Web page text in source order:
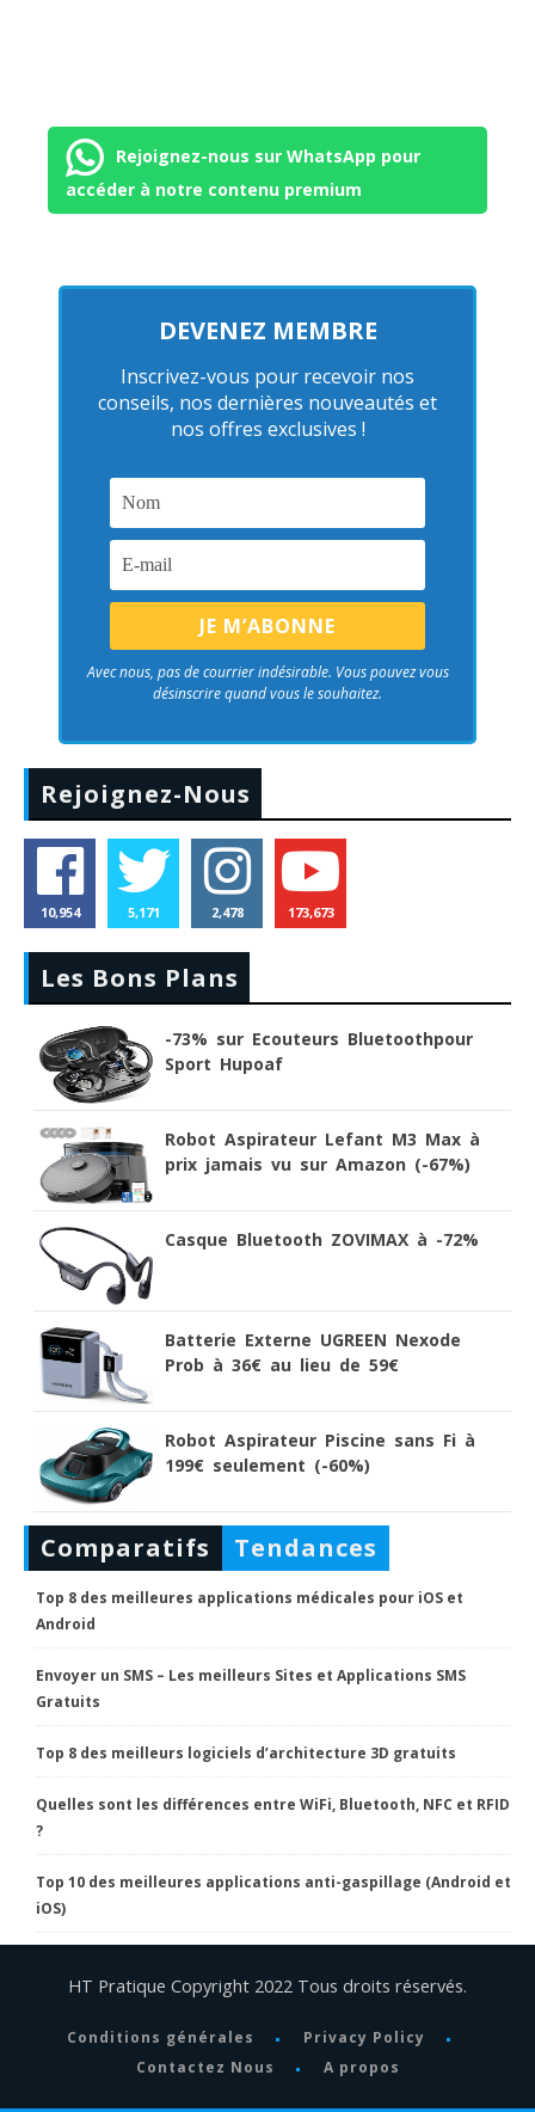
Rejoignez-nous sur WhatsApp pour
accéder à notre contenu premium
DEVENEZ MEMBRE
Inscrivez-vous pour recevoir nos
conseils, nos dernières nouveautés et
nos offres exclusives !
Avec nous, pas de courrier indésirable. Vous pouvez vous
désinscrire quand vous le souhaitez.
Rejoignez-Nous
10,954 5,171 2,478 173,673
Les Bons Plans
-73% sur Ecouteurs Bluetoothpour
Sport Hupoaf
Robot Aspirateur Lefant M3 Max à
prix jamais vu sur Amazon (-67%)
Casque Bluetooth ZOVIMAX à -72%
Batterie Externe UGREEN Nexode
Prob à 36€ au lieu de 59€
Robot Aspirateur Piscine sans Fi à
199€ seulement (-60%)
Comparatifs Tendances
Top 8 des meilleures applications médicales pour iOS et
Android
Envoyer un SMS – Les meilleurs Sites et Applications SMS
Gratuits
Top 8 des meilleurs logiciels d’architecture 3D gratuits
Quelles sont les différences entre WiFi, Bluetooth, NFC et RFID
?
Top 10 des meilleures applications anti-gaspillage (Android et
iOS)
HT Pratique Copyright 2022 Tous droits réservés.
Conditions générales
Privacy Policy
Contactez Nous
A propos